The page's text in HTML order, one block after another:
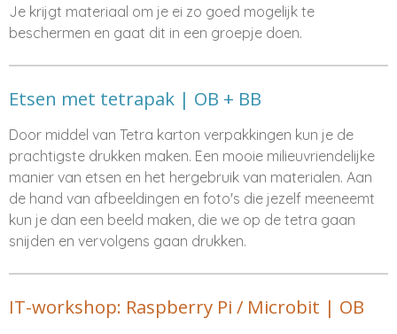
Je krijgt materiaal om je ei zo goed mogelijk te
beschermen en gaat dit in een groepje doen.
Etsen met tetrapak | OB + BB
Door middel van Tetra karton verpakkingen kun je de
prachtigste drukken maken. Een mooie milieuvriendelijke
manier van etsen en het hergebruik van materialen. Aan
de hand van afbeeldingen en foto's die jezelf meeneemt
kun je dan een beeld maken, die we op de tetra gaan
snijden en vervolgens gaan drukken.
IT-workshop: Raspberry Pi / Microbit | OB